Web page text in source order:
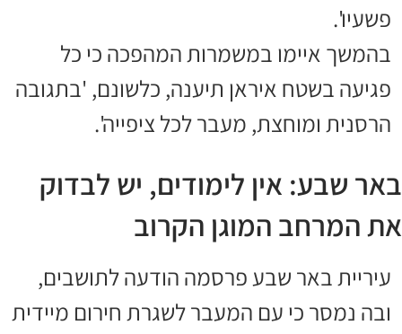
פשעיו'.
בהמשך איימו במשמרות המהפכה כי כל
פגיעה בשטח איראן תיענה, כלשונם, 'בתגובה
הרסנית ומוחצת, מעבר לכל ציפייה'.
באר שבע: אין לימודים, יש לבדוק
את המרחב המוגן הקרוב
עיריית באר שבע פרסמה הודעה לתושבים,
ובה נמסר כי עם המעבר לשגרת חירום מיידית